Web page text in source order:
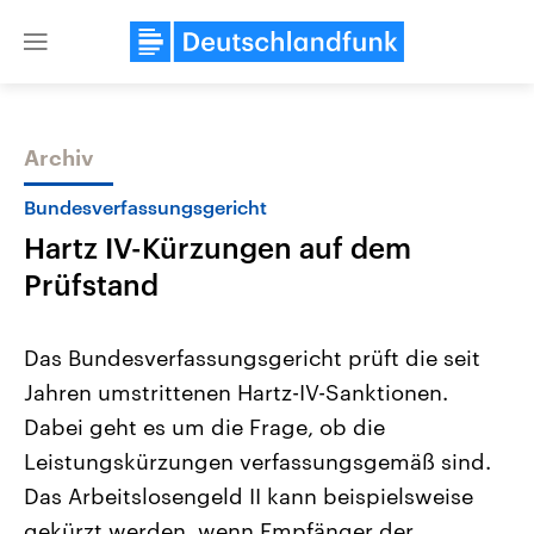
Close
Themen
Landtagswahl Sachsen-Anhalt
2026
Alle Informationen
Sachsen-Anhalt wählt am 6.
September 2026 einen neuen
Landtag. Seit 2021 wird das
Bundesland von einer Koalition aus
USA
Aktuelle Beiträge,
Hintergründe
Wirtschaftlich und
gehören die Vereinigten
den mächtigsten Ländern
mit großem Einfluss auf
Archiv
Bundesverfassungsgericht
Hartz IV-Kürzungen auf dem
Prüfstand
Das Bundesverfassungsgericht prüft die seit
Jahren umstrittenen Hartz-IV-Sanktionen.
Dabei geht es um die Frage, ob die
Leistungskürzungen verfassungsgemäß sind.
Das Arbeitslosengeld II kann beispielsweise